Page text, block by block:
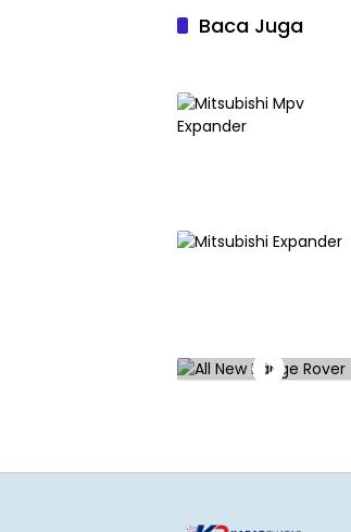
Baca Juga